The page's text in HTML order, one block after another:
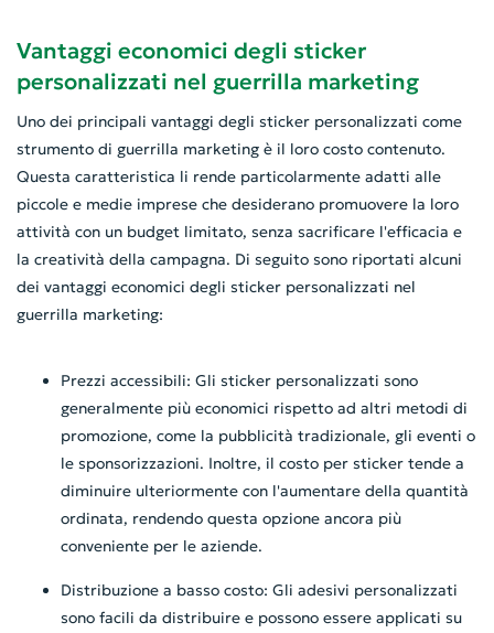
Vantaggi economici degli sticker
personalizzati nel guerrilla marketing
Uno dei principali vantaggi degli sticker personalizzati come
strumento di guerrilla marketing è il loro costo contenuto.
Questa caratteristica li rende particolarmente adatti alle
piccole e medie imprese che desiderano promuovere la loro
attività con un budget limitato, senza sacrificare l'efficacia e
la creatività della campagna. Di seguito sono riportati alcuni
dei vantaggi economici degli sticker personalizzati nel
guerrilla marketing:
Prezzi accessibili: Gli sticker personalizzati sono
generalmente più economici rispetto ad altri metodi di
promozione, come la pubblicità tradizionale, gli eventi o
le sponsorizzazioni. Inoltre, il costo per sticker tende a
diminuire ulteriormente con l'aumentare della quantità
ordinata, rendendo questa opzione ancora più
conveniente per le aziende.
Distribuzione a basso costo: Gli adesivi personalizzati
sono facili da distribuire e possono essere applicati su